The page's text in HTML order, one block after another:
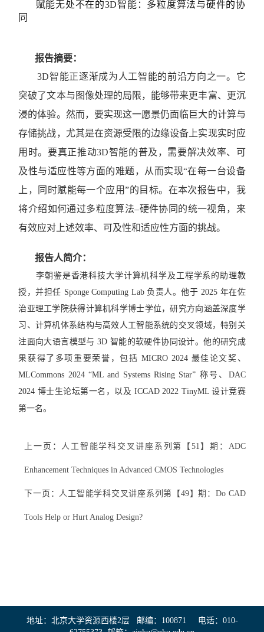
赋能无处不在的3D智能：多粒度算法与硬件的协
同
报告摘要：
3D智能正逐渐成为人工智能的前沿方向之一。它
突破了文本与图像处理的局限，能够带来更丰富、更沉
浸的体验。然而，要实现这一愿景仍面临巨大的计算与
存储挑战，尤其是在资源受限的边缘设备上实现实时应
用时。要真正推动3D智能的普及，需要解决效率、可
及性与适应性等方面的难题，从而实现“在每一台设备
上，同时赋能每一个应用”的目标。在本次报告中，我
将介绍如何通过多粒度算法–硬件协同的统一视角，来
有效应对上述效率、可及性和适应性方面的挑战。
报告人简介：
李朝鉴是香港科技大学计算机科学及工程学系的助理教
授，并担任 Sponge Computing Lab 负责人。他于 2025 年在佐
治亚理工学院获得计算机科学博士学位，研究方向涵盖深度学
习、计算机体系结构与高效人工智能系统的交叉领域，特别关
注面向大语言模型与 3D 智能的软硬件协同设计。他的研究成
果获得了多项重要荣誉，包括 MICRO 2024 最佳论文奖、
MLCommons 2024 “ML and Systems Rising Star” 称号、DAC
2024 博士生论坛第一名，以及 ICCAD 2022 TinyML 设计竞赛
第一名。
上一页： 人工智能学科交叉讲座系列第【51】期：ADC
Enhancement Techniques in Advanced CMOS Technologies
下一页： 人工智能学科交叉讲座系列第【49】期：Do CAD
Tools Help or Hurt Analog Design?
地址：北京大学资源西楼2层 邮编：100871 电话：010-